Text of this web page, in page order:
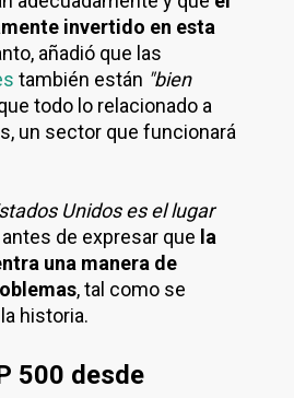
invertido en esta
añadió que las
también están "bien
todo lo relacionado a
un sector que funcionará
Unidos es el lugar
de expresar que la
una manera de
, tal como se
historia.
500 desde